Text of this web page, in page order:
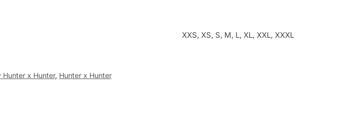
XXS, XS, S, M, L, XL, XXL, XXXL
Hunter x Hunter, Hunter x Hunter